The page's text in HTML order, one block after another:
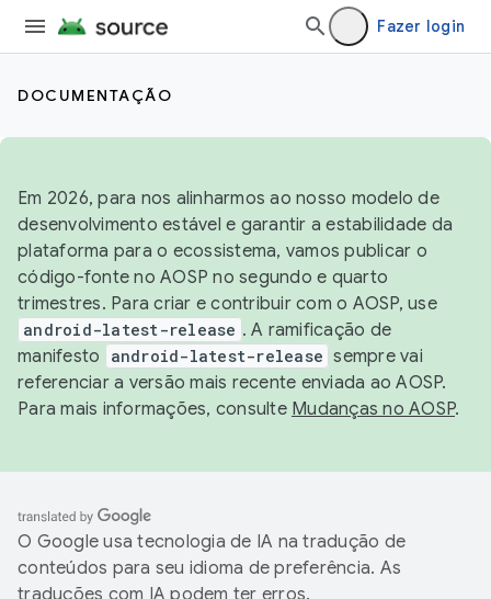
Fazer login
DOCUMENTAÇÃO
Em 2026, para nos alinharmos ao nosso modelo de
desenvolvimento estável e garantir a estabilidade da
plataforma para o ecossistema, vamos publicar o
código-fonte no AOSP no segundo e quarto
trimestres. Para criar e contribuir com o AOSP, use
android-latest-release . A ramificação de
manifesto
android-latest-release sempre vai
referenciar a versão mais recente enviada ao AOSP.
Para mais informações, consulte Mudanças no AOSP.
O Google usa tecnologia de IA na tradução de
conteúdos para seu idioma de preferência. As
traduções com IA podem ter erros.